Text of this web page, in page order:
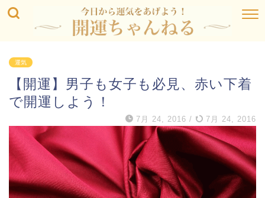
運気
【開運】男子も女子も必見、赤い下着
で開運しよう！
7月 24, 2016 / 7月 24, 2016